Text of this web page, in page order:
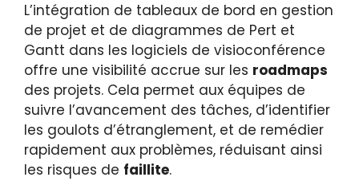
L’intégration de tableaux de bord en gestion
de projet et de diagrammes de Pert et
Gantt dans les logiciels de visioconférence
offre une visibilité accrue sur les roadmaps
des projets. Cela permet aux équipes de
suivre l’avancement des tâches, d’identifier
les goulots d’étranglement, et de remédier
rapidement aux problèmes, réduisant ainsi
les risques de faillite.